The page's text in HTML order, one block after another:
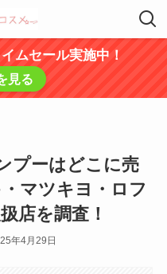
ムセール実施中！
見る
プーはどこに売
マツキヨ・ロフ
店を調査！
年4月29日